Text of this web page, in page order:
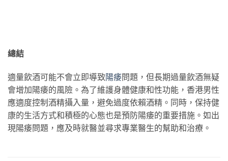
總結
適量飲酒可能不會立即導致陽痿問題，但長期過量飲酒無疑
會增加陽痿的風險。為了維護身體健康和性功能，香港男性
應適度控制酒精攝入量，避免過度依賴酒精。同時，保持健
康的生活方式和積極的心態也是預防陽痿的重要措施。如出
現陽痿問題，應及時就醫並尋求專業醫生的幫助和治療。